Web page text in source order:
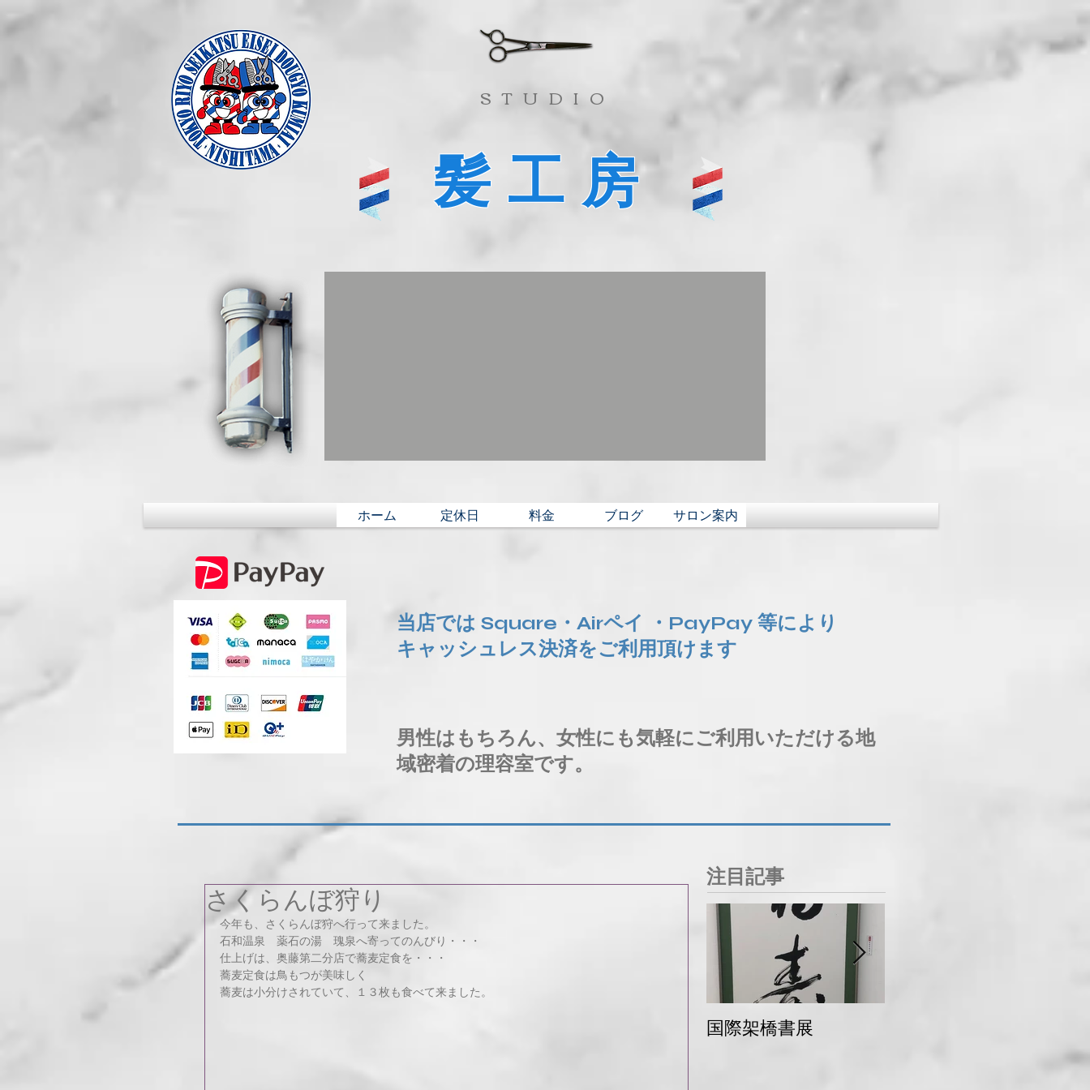
​STUDIO
髪工房
ホーム 定休日 料金 ブログ サロン案内
当店では Square・Airペイ ・PayPay 等により
​キャッシュレス決済をご利用頂けます
男性はもちろん、女性にも気軽にご利用いただける地
域密着の理容室です。
さくらんぼ狩り
今年も、さくらんぼ狩へ行って来ました。
石和温泉　薬石の湯　瑰泉へ寄ってのんびり・・・
仕上げは、奥藤第二分店で蕎麦定食を・・・
蕎麦定食は鳥もつが美味しく
蕎麦は小分けされていて、１３枚も食べて来ました。
注目記事
国際架橋書展